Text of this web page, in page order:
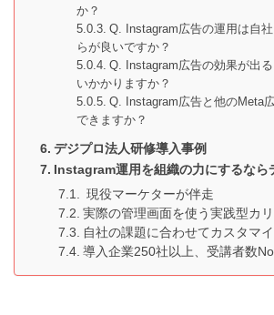
か？
Q. Instagram広告の運用は自
らが良いですか？
Q. Instagram広告の効果が出
いかかりますか？
Q. Instagram広告と他のMeta
できますか？
デジプロ法人研修導入事例
Instagram運用を組織の力にするなら
現役マーケターが伴走
実際の管理画面を使う実践型カ
自社の課題に合わせてカスタマ
導入企業250社以上、受講者数